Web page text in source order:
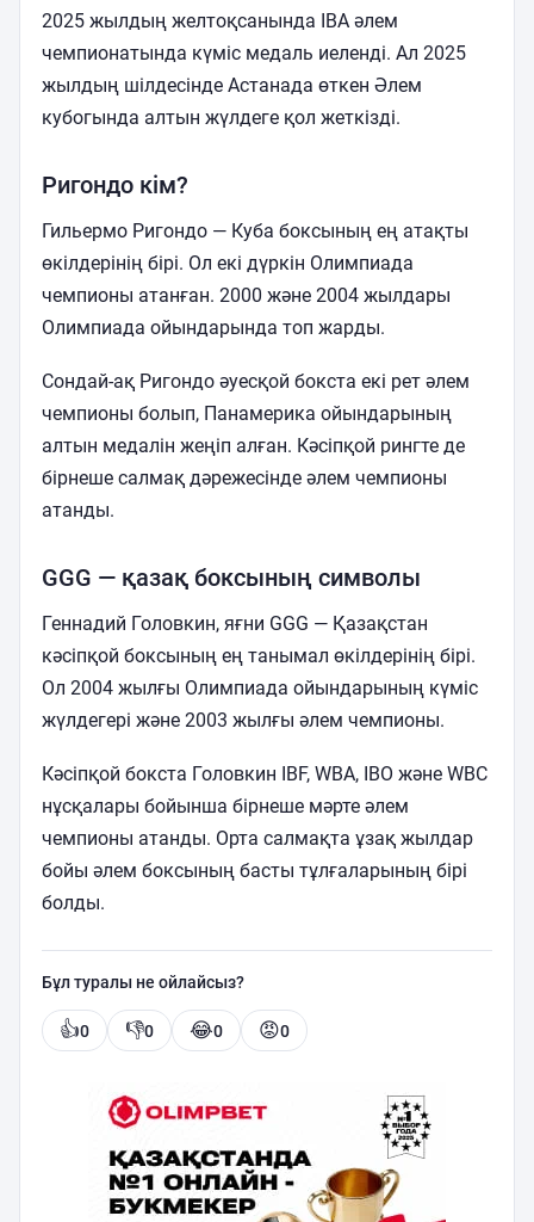
2025 жылдың желтоқсанында IBA әлем
чемпионатында күміс медаль иеленді. Ал 2025
жылдың шілдесінде Астанада өткен Әлем
кубогында алтын жүлдеге қол жеткізді.
Ригондо кім?
Гильермо Ригондо — Куба боксының ең атақты
өкілдерінің бірі. Ол екі дүркін Олимпиада
чемпионы атанған. 2000 және 2004 жылдары
Олимпиада ойындарында топ жарды.
Сондай-ақ Ригондо әуесқой бокста екі рет әлем
чемпионы болып, Панамерика ойындарының
алтын медалін жеңіп алған. Кәсіпқой рингте де
бірнеше салмақ дәрежесінде әлем чемпионы
атанды.
GGG — қазақ боксының символы
Геннадий Головкин, яғни GGG — Қазақстан
кәсіпқой боксының ең танымал өкілдерінің бірі.
Ол 2004 жылғы Олимпиада ойындарының күміс
жүлдегері және 2003 жылғы әлем чемпионы.
Кәсіпқой бокста Головкин IBF, WBA, IBO және WBC
нұсқалары бойынша бірнеше мәрте әлем
чемпионы атанды. Орта салмақта ұзақ жылдар
бойы әлем боксының басты тұлғаларының бірі
болды.
Бұл туралы не ойлайсыз?
👍0 👎0 😂0 😡0